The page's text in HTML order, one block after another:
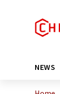
NEWS